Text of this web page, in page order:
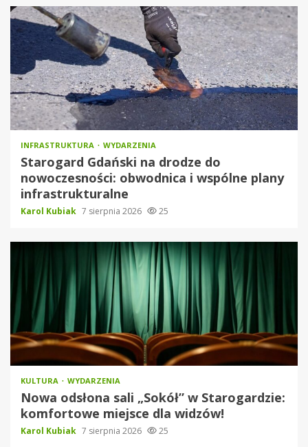
INFRASTRUKTURA WYDARZENIA
Starogard Gdański na drodze do
nowoczesności: obwodnica i wspólne plany
infrastrukturalne
Karol Kubiak 7 sierpnia 2026 25
KULTURA WYDARZENIA
Nowa odsłona sali „Sokół” w Starogardzie:
komfortowe miejsce dla widzów!
Karol Kubiak 7 sierpnia 2026 25